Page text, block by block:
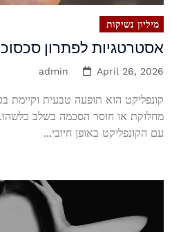
מיליון נשיקות
אסטרטגיות לפתרון
admin April 26, 2026
קונפליקט הוא תופעה טבעית וקיימת
מחלוקת או חוסר הסכמה בשלב כלשהו.
עם הקונפליקט באופן חיובי...